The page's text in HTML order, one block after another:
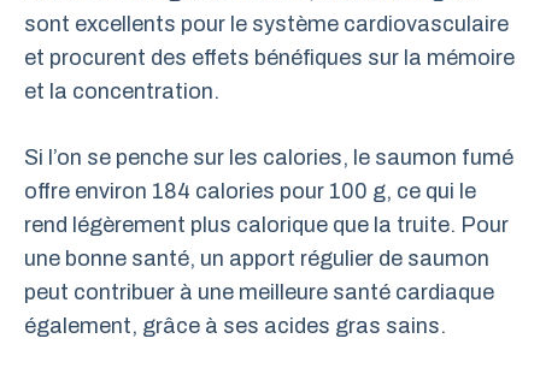
sont excellents pour le système cardiovasculaire
et procurent des effets bénéfiques sur la mémoire
et la concentration.
Si l’on se penche sur les calories, le saumon fumé
offre environ 184 calories pour 100 g, ce qui le
rend légèrement plus calorique que la truite. Pour
une bonne santé, un apport régulier de saumon
peut contribuer à une meilleure santé cardiaque
également, grâce à ses acides gras sains.